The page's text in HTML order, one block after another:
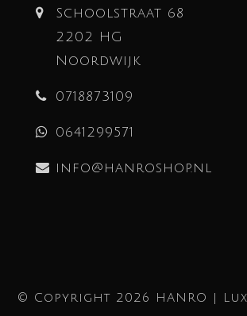
Schoolstraat 68
2202 HG
Noordwijk
0718873109
0641299571
info@hanroshop.nl
© Copyright 2026 HANRO |